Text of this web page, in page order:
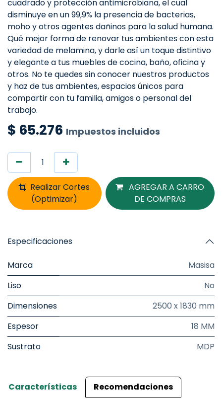
cuadrado y protección antimicrobiana, el cual
disminuye en un 99,9% la presencia de bacterias,
moho y otros agentes dañinos para la salud humana.
Qué mejor forma de renovar tus ambientes con esta
variedad de melamina, y darle así un toque distintivo
y elegante a tus muebles de cocina, baño, oficina y
otros. No te quedes sin conocer nuestros productos
y haz de tus ambientes, espacios únicos para
compartir con tu familia, amigos o personal del
trabajo.
$ 65.276 Impuestos incluidos
Realizar Cortes
(Optimizar)
AGREGAR A CARRO
DE COMPRAS
Especificaciones
Marca
Masisa
Liso
No
Dimensiones
2500 x 1830 mm
Espesor
18 MM
Sustrato
MDP
Características Recomendaciones